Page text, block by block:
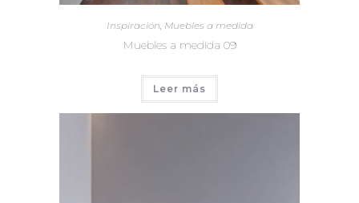
Inspiración, Muebles a medida
Muebles a medida 09
Leer más